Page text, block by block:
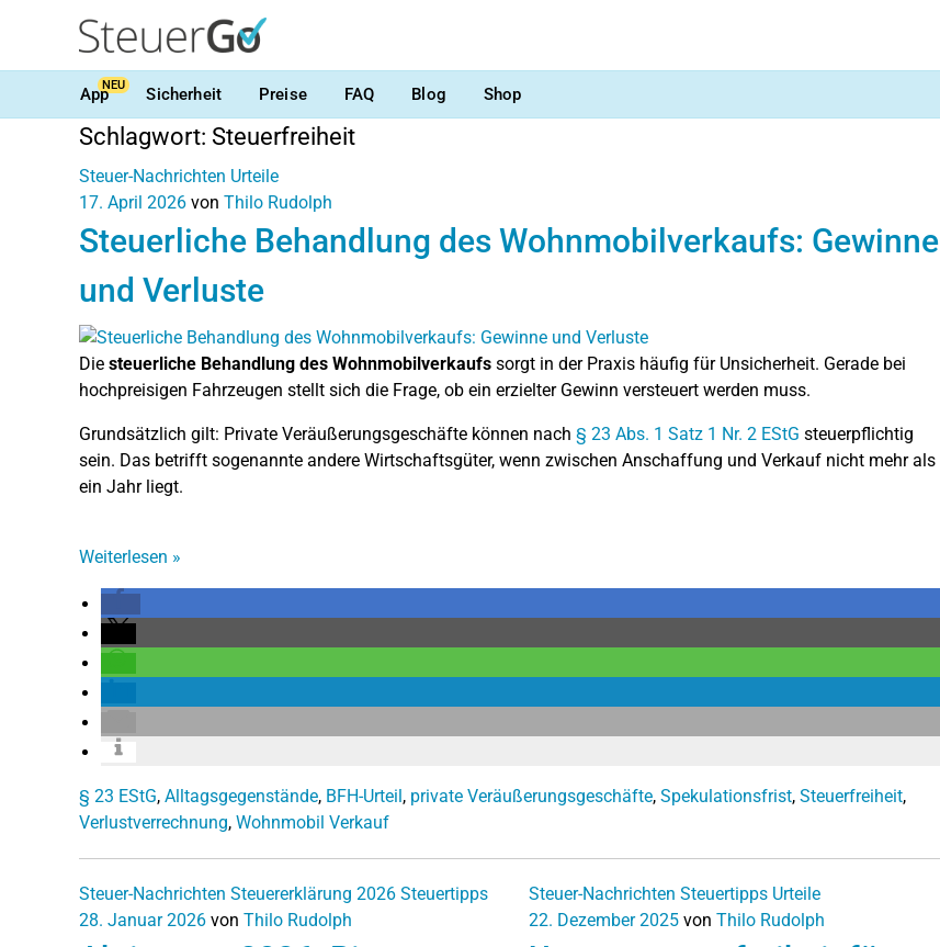
AppNEU Sicherheit Preise FAQ Blog Shop
Schlagwort: Steuerfreiheit
Steuer-Nachrichten Urteile
17. April 2026 von Thilo Rudolph
Steuerliche Behandlung des Wohnmobilverkaufs: Gewinne
und Verluste
Die steuerliche Behandlung des Wohnmobilverkaufs sorgt in der Praxis häufig für Unsicherheit. Gerade bei
hochpreisigen Fahrzeugen stellt sich die Frage, ob ein erzielter Gewinn versteuert werden muss.
Grundsätzlich gilt: Private Veräußerungsgeschäfte können nach § 23 Abs. 1 Satz 1 Nr. 2 EStG steuerpflichtig
sein. Das betrifft sogenannte andere Wirtschaftsgüter, wenn zwischen Anschaffung und Verkauf nicht mehr als
ein Jahr liegt.
Weiterlesen »
§ 23 EStG, Alltagsgegenstände, BFH-Urteil, private Veräußerungsgeschäfte, Spekulationsfrist, Steuerfreiheit,
Verlustverrechnung, Wohnmobil Verkauf
Steuer-Nachrichten Steuererklärung 2026 Steuertipps
28. Januar 2026 von Thilo Rudolph
Steuer-Nachrichten Steuertipps Urteile
22. Dezember 2025 von Thilo Rudolph